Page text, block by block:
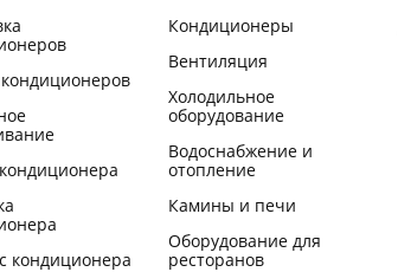
кондиционера
Кондиционеры
Вентиляция
Холодильное
оборудование
Водоснабжение и
отопление
Камины и печи
Оборудование для
ресторанов